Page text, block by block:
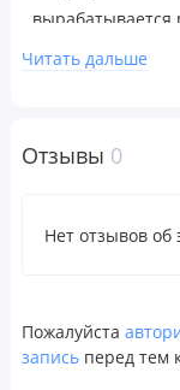
вырабатывается
в химическую
традиционно
Читать дальше
Отзывы 0
Нет отзывов об
Пожалуйста
запись перед тем